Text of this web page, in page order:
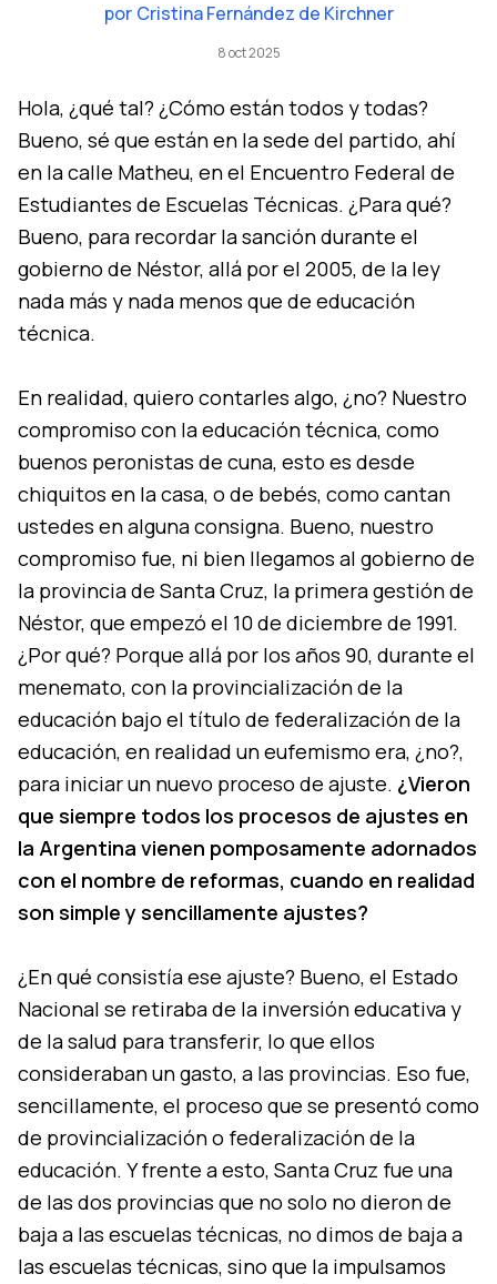
por Cristina Fernández de Kirchner
8 oct 2025
Hola, ¿qué tal? ¿Cómo están todos y todas?
Bueno, sé que están en la sede del partido, ahí
en la calle Matheu, en el Encuentro Federal de
Estudiantes de Escuelas Técnicas. ¿Para qué?
Bueno, para recordar la sanción durante el
gobierno de Néstor, allá por el 2005, de la ley
nada más y nada menos que de educación
técnica.
En realidad, quiero contarles algo, ¿no? Nuestro
compromiso con la educación técnica, como
buenos peronistas de cuna, esto es desde
chiquitos en la casa, o de bebés, como cantan
ustedes en alguna consigna. Bueno, nuestro
compromiso fue, ni bien llegamos al gobierno de
la provincia de Santa Cruz, la primera gestión de
Néstor, que empezó el 10 de diciembre de 1991.
¿Por qué? Porque allá por los años 90, durante el
menemato, con la provincialización de la
educación bajo el título de federalización de la
educación, en realidad un eufemismo era, ¿no?,
para iniciar un nuevo proceso de ajuste. ¿Vieron
que siempre todos los procesos de ajustes en
la Argentina vienen pomposamente adornados
con el nombre de reformas, cuando en realidad
son simple y sencillamente ajustes?
¿En qué consistía ese ajuste? Bueno, el Estado
Nacional se retiraba de la inversión educativa y
de la salud para transferir, lo que ellos
consideraban un gasto, a las provincias. Eso fue,
sencillamente, el proceso que se presentó como
de provincialización o federalización de la
educación. Y frente a esto, Santa Cruz fue una
de las dos provincias que no solo no dieron de
baja a las escuelas técnicas, no dimos de baja a
las escuelas técnicas, sino que la impulsamos